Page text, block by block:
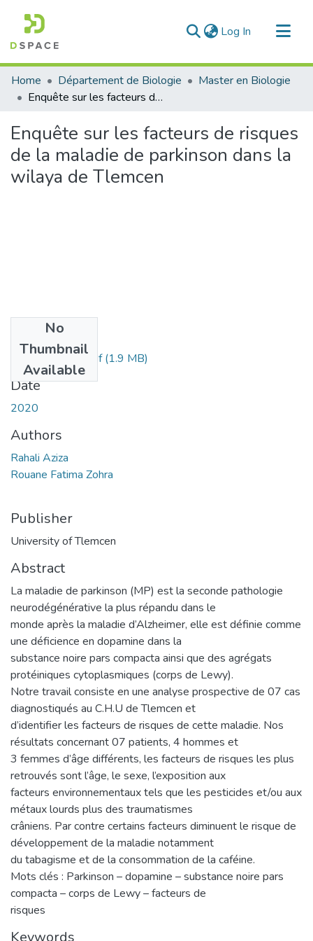
Log In (current)
Communities & Collections
All of DSpace
Home Département de Biologie
Master en Biologie
Enquête sur les facteurs de risques de la maladie de parkinson dans la wilaya de Tlemcen
Enquête sur les facteurs de risques
de la maladie de parkinson dans la
wilaya de Tlemcen
No
Thumbnail
Available
RAHALI_Aziza.pdf(1.9 MB)
Date
2020
Authors
Rahali Aziza
Rouane Fatima Zohra
Publisher
University of Tlemcen
Abstract
La maladie de parkinson (MP) est la seconde pathologie
neurodégénérative la plus répandu dans le
monde après la maladie d’Alzheimer, elle est définie comme
une déficience en dopamine dans la
substance noire pars compacta ainsi que des agrégats
protéiniques cytoplasmiques (corps de Lewy).
Notre travail consiste en une analyse prospective de 07 cas
diagnostiqués au C.H.U de Tlemcen et
d’identifier les facteurs de risques de cette maladie. Nos
résultats concernant 07 patients, 4 hommes et
3 femmes d’âge différents, les facteurs de risques les plus
retrouvés sont l’âge, le sexe, l’exposition aux
facteurs environnementaux tels que les pesticides et/ou aux
métaux lourds plus des traumatismes
crâniens. Par contre certains facteurs diminuent le risque de
développement de la maladie notamment
du tabagisme et de la consommation de la caféine.
Mots clés : Parkinson – dopamine – substance noire pars
compacta – corps de Lewy – facteurs de
risques
Keywords